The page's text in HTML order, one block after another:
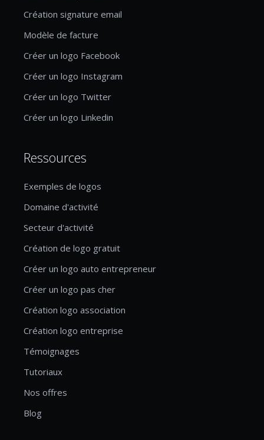
Création signature email
Modèle de facture
Créer un logo Facebook
Créer un logo Instagram
Créer un logo Twitter
Créer un logo Linkedin
Ressources
Exemples de logos
Domaine d'activité
Secteur d'activité
Création de logo gratuit
Créer un logo auto entrepreneur
Créer un logo pas cher
Création logo association
Création logo entreprise
Témoignages
Tutoriaux
Nos offres
Blog